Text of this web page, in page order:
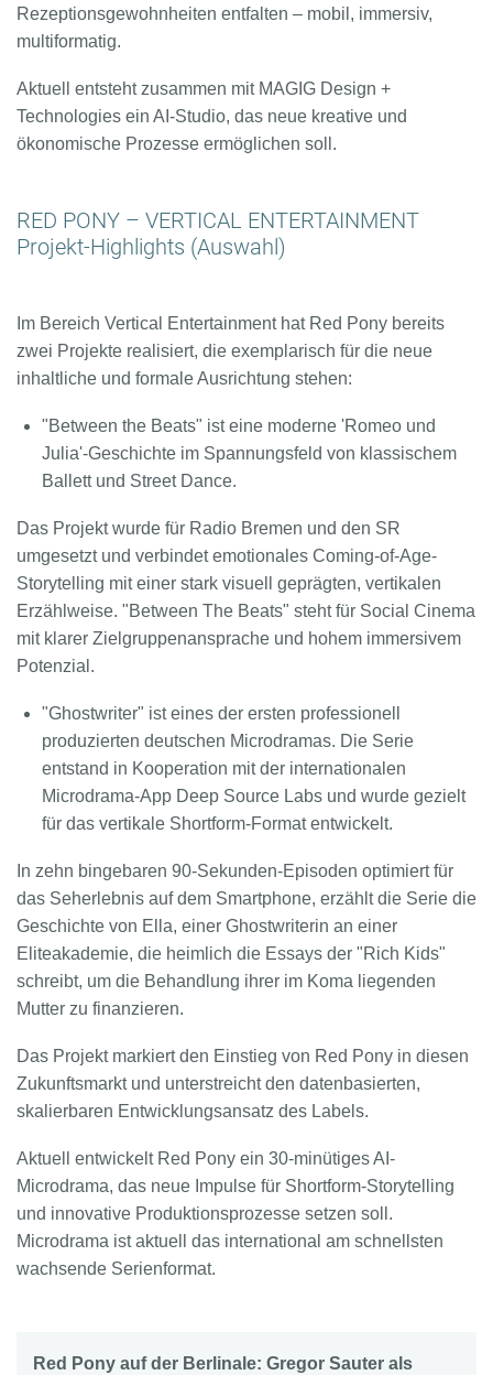
Rezeptionsgewohnheiten entfalten – mobil, immersiv,
multiformatig.
Aktuell entsteht zusammen mit MAGIG Design +
Technologies ein AI-Studio, das neue kreative und
ökonomische Prozesse ermöglichen soll.
RED PONY – VERTICAL ENTERTAINMENT
Projekt-Highlights (Auswahl)
Im Bereich Vertical Entertainment hat Red Pony bereits
zwei Projekte realisiert, die exemplarisch für die neue
inhaltliche und formale Ausrichtung stehen:
"Between the Beats" ist eine moderne 'Romeo und
Julia'-Geschichte im Spannungsfeld von klassischem
Ballett und Street Dance.
Das Projekt wurde für Radio Bremen und den SR
umgesetzt und verbindet emotionales Coming-of-Age-
Storytelling mit einer stark visuell geprägten, vertikalen
Erzählweise. "Between The Beats" steht für Social Cinema
mit klarer Zielgruppenansprache und hohem immersivem
Potenzial.
"Ghostwriter" ist eines der ersten professionell
produzierten deutschen Microdramas. Die Serie
entstand in Kooperation mit der internationalen
Microdrama-App Deep Source Labs und wurde gezielt
für das vertikale Shortform-Format entwickelt.
In zehn bingebaren 90-Sekunden-Episoden optimiert für
das Seherlebnis auf dem Smartphone, erzählt die Serie die
Geschichte von Ella, einer Ghostwriterin an einer
Eliteakademie, die heimlich die Essays der "Rich Kids"
schreibt, um die Behandlung ihrer im Koma liegenden
Mutter zu finanzieren.
Das Projekt markiert den Einstieg von Red Pony in diesen
Zukunftsmarkt und unterstreicht den datenbasierten,
skalierbaren Entwicklungsansatz des Labels.
Aktuell entwickelt Red Pony ein 30-minütiges AI-
Microdrama, das neue Impulse für Shortform-Storytelling
und innovative Produktionsprozesse setzen soll.
Microdrama ist aktuell das international am schnellsten
wachsende Serienformat.
Red Pony auf der Berlinale: Gregor Sauter als